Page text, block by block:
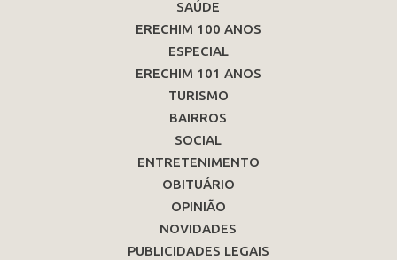
SAÚDE
ERECHIM 100 ANOS
ESPECIAL
ERECHIM 101 ANOS
TURISMO
BAIRROS
SOCIAL
ENTRETENIMENTO
OBITUÁRIO
OPINIÃO
NOVIDADES
PUBLICIDADES LEGAIS